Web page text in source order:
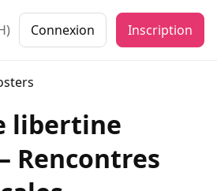
Connexion Inscription
libertine
Rencontres